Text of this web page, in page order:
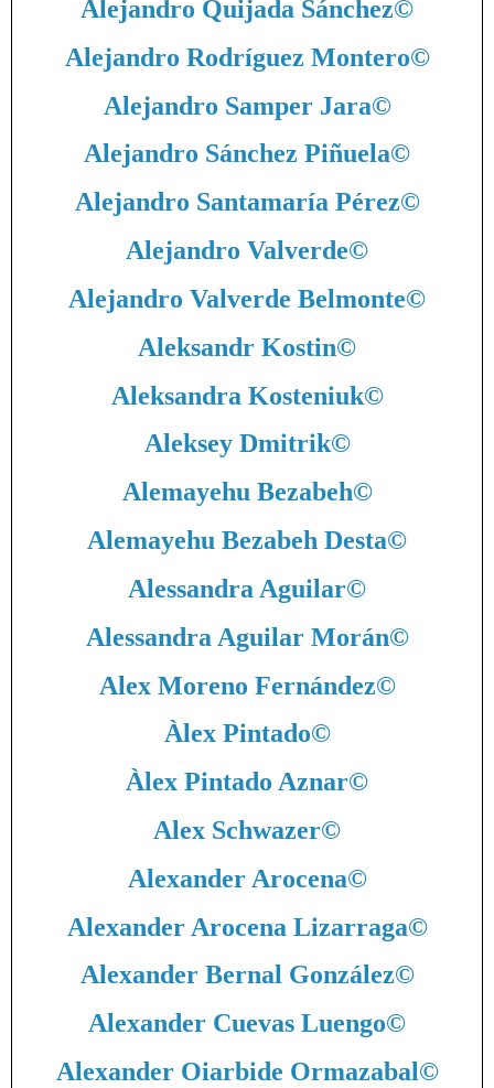
Alejandro Quijada Sánchez©
Alejandro Rodríguez Montero©
Alejandro Samper Jara©
Alejandro Sánchez Piñuela©
Alejandro Santamaría Pérez©
Alejandro Valverde©
Alejandro Valverde Belmonte©
Aleksandr Kostin©
Aleksandra Kosteniuk©
Aleksey Dmitrik©
Alemayehu Bezabeh©
Alemayehu Bezabeh Desta©
Alessandra Aguilar©
Alessandra Aguilar Morán©
Alex Moreno Fernández©
Àlex Pintado©
Àlex Pintado Aznar©
Alex Schwazer©
Alexander Arocena©
Alexander Arocena Lizarraga©
Alexander Bernal González©
Alexander Cuevas Luengo©
Alexander Oiarbide Ormazabal ©